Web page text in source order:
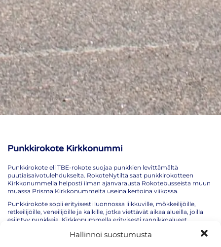
Hallinnoi suostumusta
Punkkirokote Kirkkonummi
Punkkirokote eli TBE-rokote suojaa punkkien levittämältä
puutiaisaivotulehdukselta. RokoteNytiltä saat punkkirokotteen
Kirkkonummella helposti ilman ajanvarausta Rokotebusseista muun
muassa Prisma Kirkkonummelta useina kertoina viikossa.
Punkkirokote sopii erityisesti luonnossa liikkuville, mökkeilijöille,
retkeilijöille, veneilijöille ja kaikille, jotka viettävät aikaa alueilla, joilla
esiintyy punkkeja. Kirkkonummella erityisesti rannikkoalueet,
punkkeja esiintyy runsaasti keväästä pitkälle syksyyn. Alueen runsaat